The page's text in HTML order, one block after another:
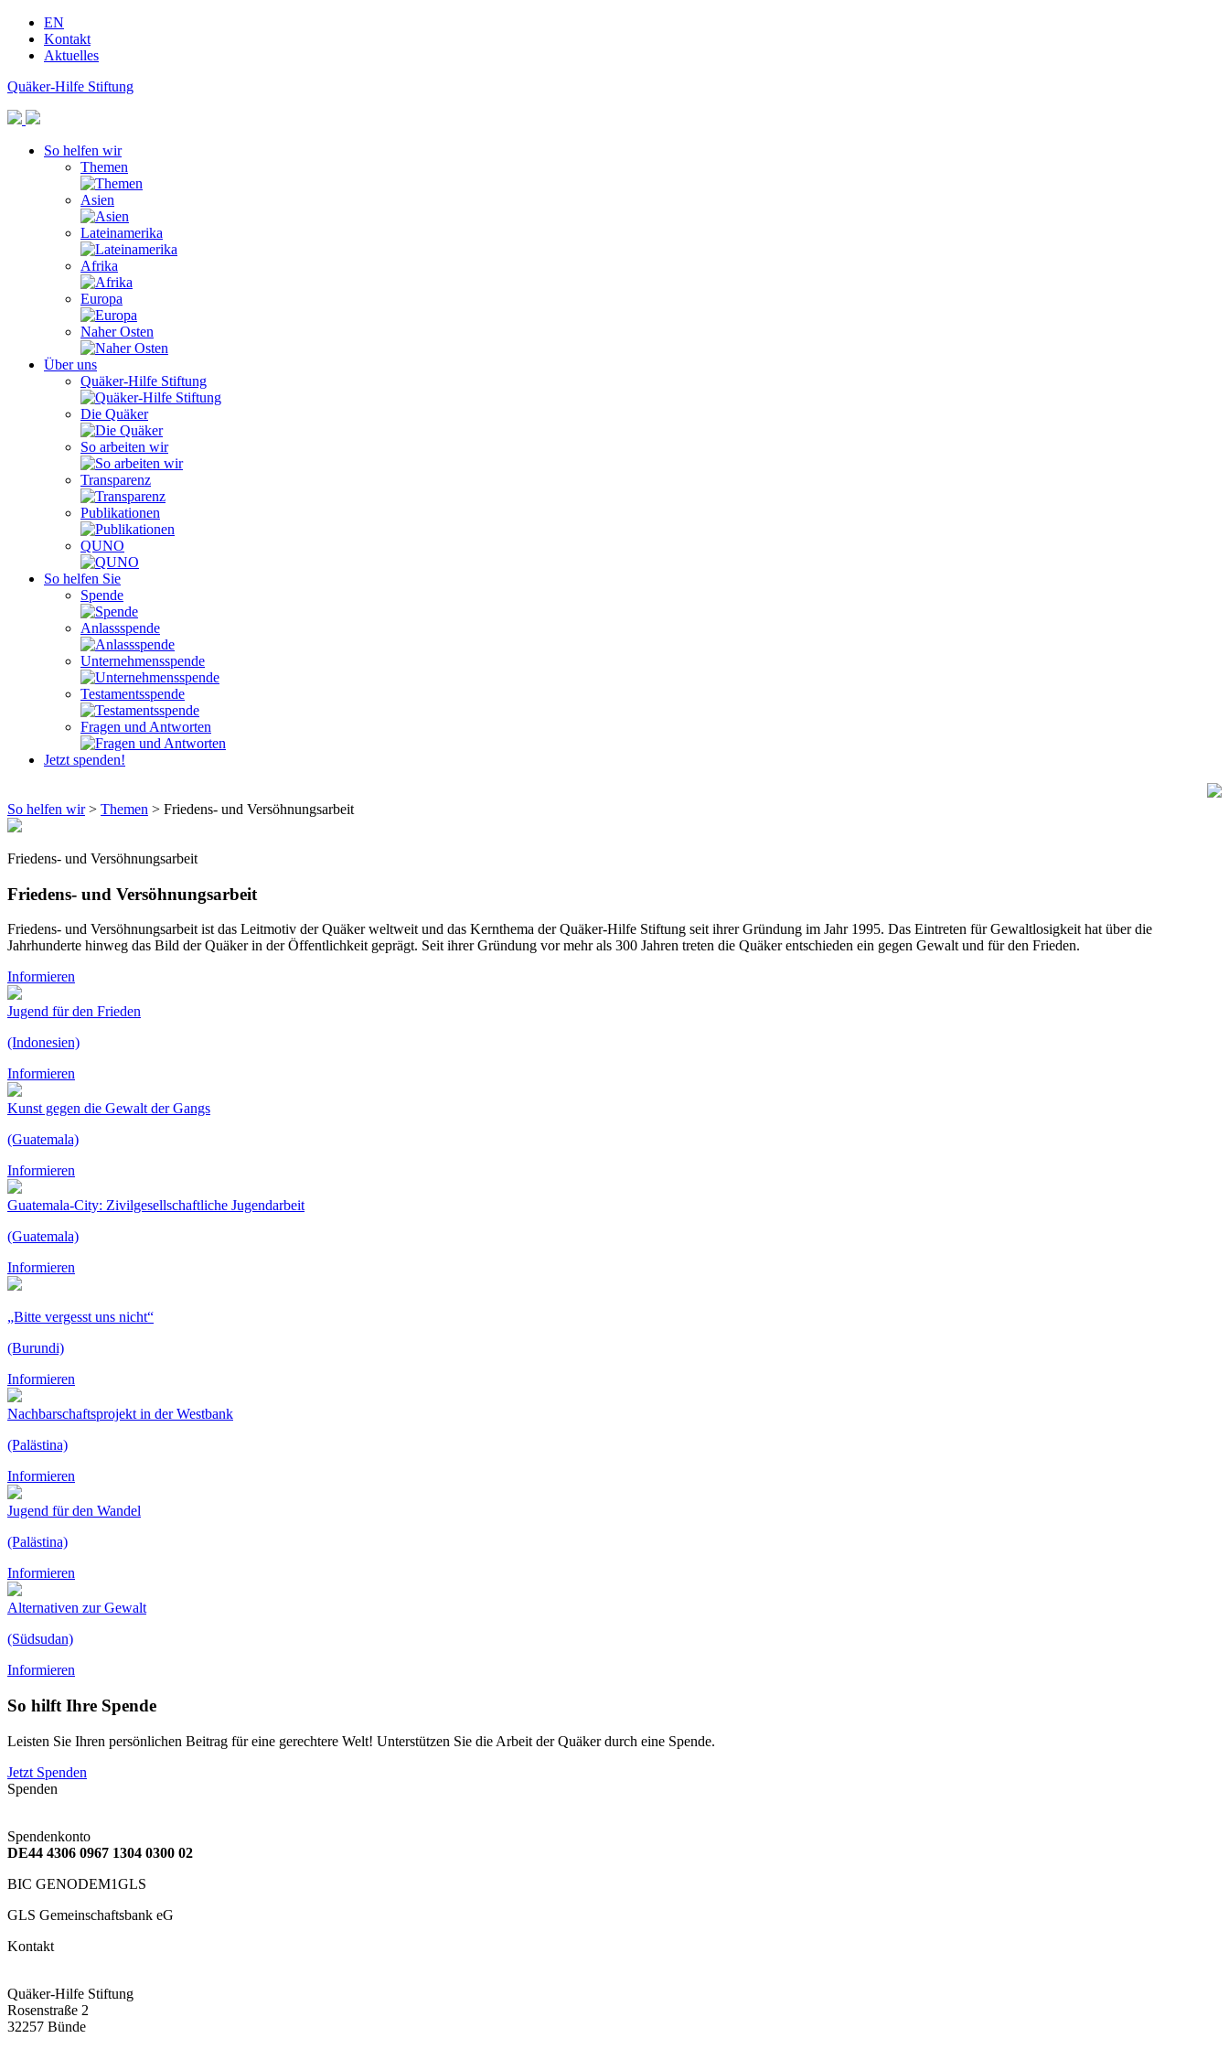
EN
Kontakt
Aktuelles
Quäker-Hilfe Stiftung
So helfen wir
Themen
Asien
Lateinamerika
Afrika
Europa
Naher Osten
Über uns
Quäker-Hilfe Stiftung
Die Quäker
So arbeiten wir
Transparenz
Publikationen
QUNO
So helfen Sie
Spende
Anlassspende
Unternehmensspende
Testamentsspende
Fragen und Antworten
Jetzt spenden!
So helfen wir > Themen > Friedens- und Versöhnungsarbeit
Friedens- und Versöhnungsarbeit
Friedens- und Versöhnungsarbeit
Friedens- und Versöhnungsarbeit ist das Leitmotiv der Quäker weltweit und das Kernthema der Quäker-Hilfe Stiftung seit ihrer Gründung im Jahr 1995. Das Eintreten für Gewaltlosigkeit hat über die
Jahrhunderte hinweg das Bild der Quäker in der Öffentlichkeit geprägt. Seit ihrer Gründung vor mehr als 300 Jahren treten die Quäker entschieden ein gegen Gewalt und für den Frieden.
Informieren
Jugend für den Frieden
(Indonesien)
Informieren
Kunst gegen die Gewalt der Gangs
(Guatemala)
Informieren
Guatemala-City: Zivilgesellschaftliche Jugendarbeit
(Guatemala)
Informieren
„Bitte vergesst uns nicht“
(Burundi)
Informieren
Nachbarschafts­projekt in der Westbank
(Palästina)
Informieren
Jugend für den Wandel
(Palästina)
Informieren
Alternativen zur Gewalt
(Südsudan)
Informieren
So hilft Ihre Spende
Leisten Sie Ihren persönlichen Beitrag für eine gerechtere Welt! Unterstützen Sie die Arbeit der Quäker durch eine Spende.
Jetzt Spenden
Spenden
Spendenkonto
DE44 4306 0967 1304 0300 02
BIC GENODEM1GLS
GLS Gemeinschaftsbank eG
Kontakt
Quäker-Hilfe Stiftung
Rosenstraße 2
32257 Bünde